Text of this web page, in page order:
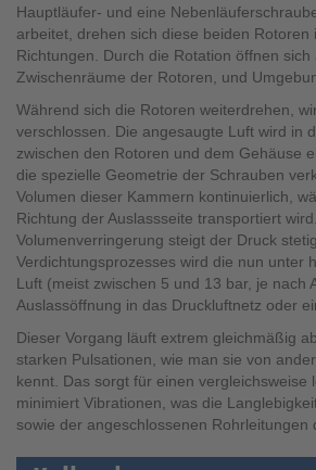
Hauptläufer- und eine
arbeitet, drehen sich diese beiden Rotoren
Richtungen. Durch die Rotation öffnen
Zwischenräume der Rotoren, und
Während sich die Rotoren weiterdrehen,
verschlossen. Die angesaugte Luft wird in
zwischen den Rotoren und dem Gehäuse
die spezielle Geometrie der Schrauben
Volumen dieser Kammern kontinuierlich,
Richtung der Auslassseite transportiert
Volumenverringerung steigt der Druck
Verdichtungsprozesses wird die nun unter
Luft (meist zwischen 5 und 13 bar, je nach
Auslassöffnung in das Druckluftnetz oder
Dieser Vorgang läuft extrem gleichmäßig
starken Pulsationen, wie man sie von
kennt. Das sorgt für einen vergleichsweise
minimiert Vibrationen, was die
sowie der angeschlossenen Rohrleitungen